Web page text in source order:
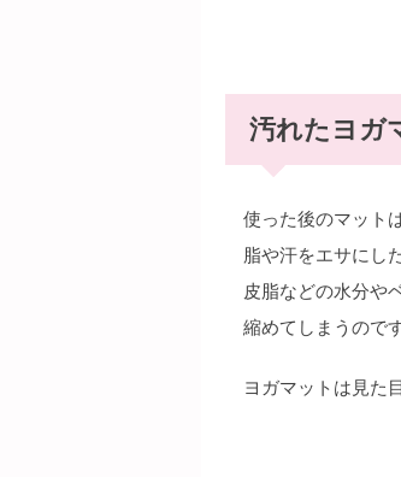
汚れたヨガ
使った後のマット
脂や汗をエサにし
皮脂などの水分や
縮めてしまうのです
ヨガマットは見た